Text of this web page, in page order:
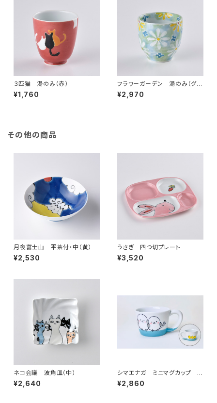
３匹猫 湯のみ（赤）
¥1,760
フラワーガーデン 湯のみ（グリ
ーン）
¥2,970
その他の商品
月夜富士山 平茶付・中（黄）
¥2,530
うさぎ 四つ切プレート
¥3,520
ネコ会議 波角皿（中）
¥2,640
シマエナガ ミニマグカップ ブ
ルー
¥2,860